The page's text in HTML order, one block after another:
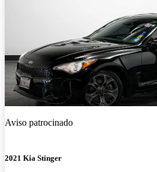
Aviso patrocinado
2021 Kia Stinger